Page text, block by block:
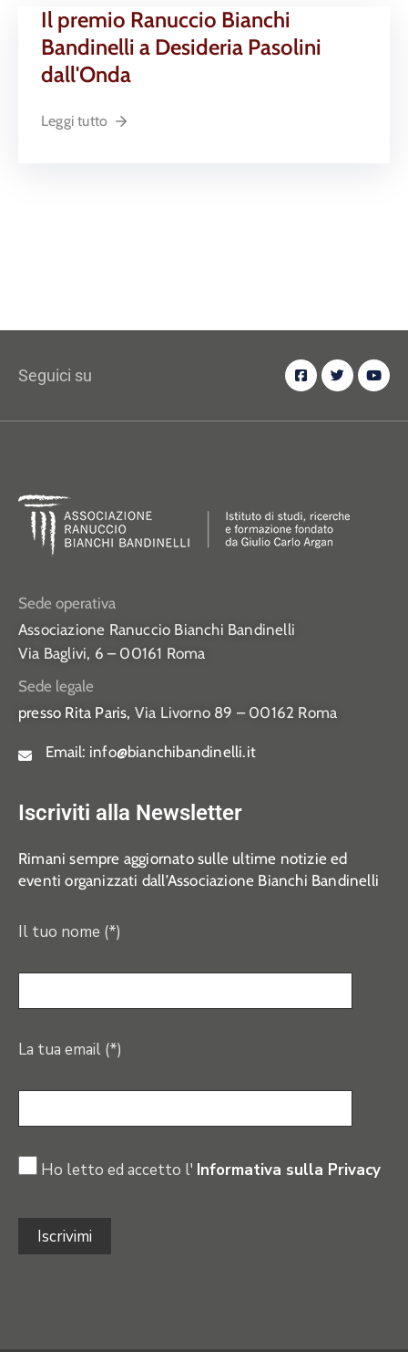
Il premio Ranuccio Bianchi
Bandinelli a Desideria Pasolini
dall'Onda
Leggi tutto
Seguici su
Sede operativa
Associazione Ranuccio Bianchi Bandinelli
Via Baglivi, 6 – 00161 Roma
Sede legale
presso Rita Paris, Via Livorno 89 – 00162 Roma
Email: info@bianchibandinelli.it
Iscriviti alla Newsletter
Rimani sempre aggiornato sulle ultime notizie ed
eventi organizzati dall’Associazione Bianchi Bandinelli
Il tuo nome (*)
La tua email (*)
Ho letto ed accetto l' Informativa sulla Privacy